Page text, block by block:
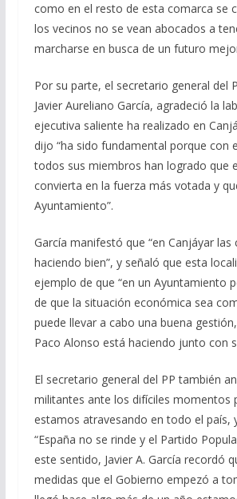
como en el resto de esta comarca se
los vecinos no se vean abocados a
marcharse en busca de un futuro
Por su parte, el secretario general del
Javier Aureliano García, agradeció la
ejecutiva saliente ha realizado en
dijo “ha sido fundamental porque con
todos sus miembros han logrado que
convierta en la fuerza más votada y
Ayuntamiento”.
García manifestó que “en Canjáyar las
haciendo bien”, y señaló que esta
ejemplo de que “en un Ayuntamiento
de que la situación económica sea
puede llevar a cabo una buena
Paco Alonso está haciendo junto con
El secretario general del PP también
militantes ante los difíciles momentos
estamos atravesando en todo el país,
“España no se rinde y el Partido
este sentido, Javier A. García recordó
medidas que el Gobierno empezó a